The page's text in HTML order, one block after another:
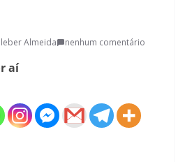
Almeida nenhum comentário
aí